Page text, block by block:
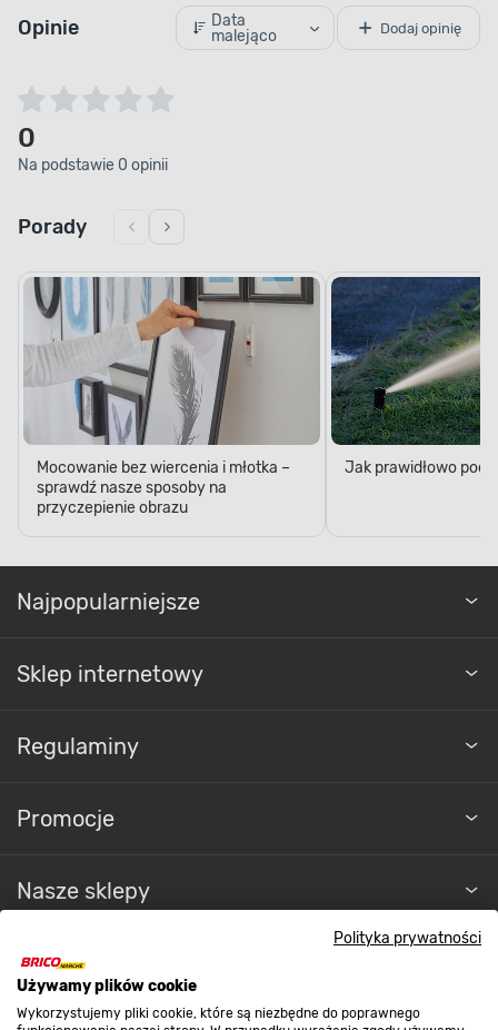
Polityka prywatności
Używamy plików cookie
Wykorzystujemy pliki cookie, które są niezbędne do poprawnego
Opinie
Data
malejąco
Dodaj opinię
0
Na podstawie 0 opinii
Porady
Mocowanie bez wiercenia i młotka –
sprawdź nasze sposoby na
przyczepienie obrazu
Jak prawidłowo
Najpopularniejsze
Sklep internetowy
Regulaminy
Promocje
Nasze sklepy
O nas